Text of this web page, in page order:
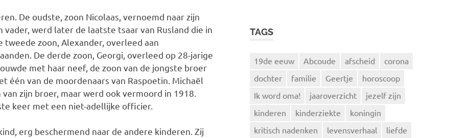
De oudste, zoon Nicolaas, vernoemd naar zijn
werd later de laatste tsaar van Rusland die in
zoon, Alexander, overleed aan
De derde zoon, Georgi, overleed op 28-jarige
met haar neef, de zoon van de jongste broer
één van de moordenaars van Raspoetin. Michaël
zijn broer, maar werd ook vermoord in 1918.
keer met een niet-adellijke officier.
erg beschermend naar de andere kinderen. Zij
TAGS
19de eeuw Abcoude afscheid
corona
dochter
familie Geertje
horoscoop
Ik word oma!
jaaroverzicht
jezelf zijn
kinderen
kinderziekte
koningin
kritisch nadenken
levensverhaal
liefde